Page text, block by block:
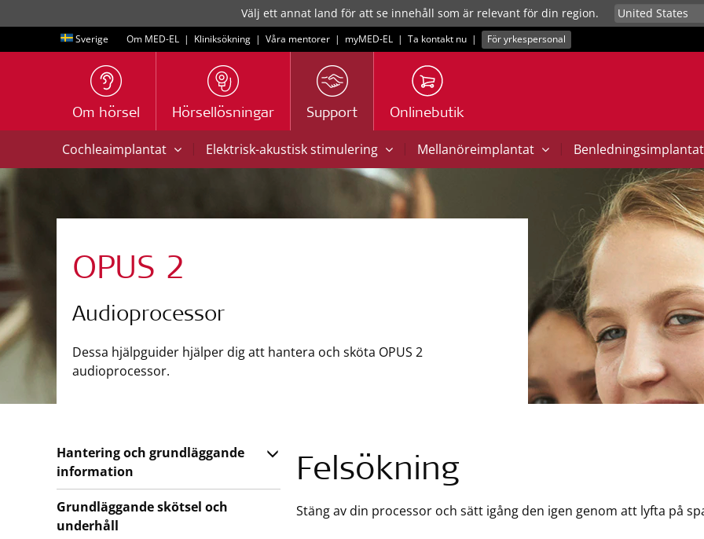
Välj ett annat land för att se innehåll som är relevant för din region.
Sverige Om MED-EL | Kliniksökning | Våra mentorer | myMED‑EL | Ta kontakt nu | För yrkespersonal
Om hörsel Hörsellösningar Support Onlinebutik
Cochleaimplantat | Elektrisk-akustisk stimulering | Mellanöreimplantat | Benledningsimplantat
OPUS 2
Audioprocessor
Dessa hjälpguider hjälper dig att hantera och sköta OPUS 2
audioprocessor.
Felsökning
Stäng av din processor och sätt igång den igen genom att lyfta på
Hantering och grundläggande
information
Grundläggande skötsel och
underhåll